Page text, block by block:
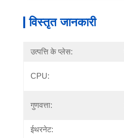
विस्तृत जानकारी
उत्पत्ति के प्लेस:
CPU:
गुणवत्ता:
ईथरनेट: